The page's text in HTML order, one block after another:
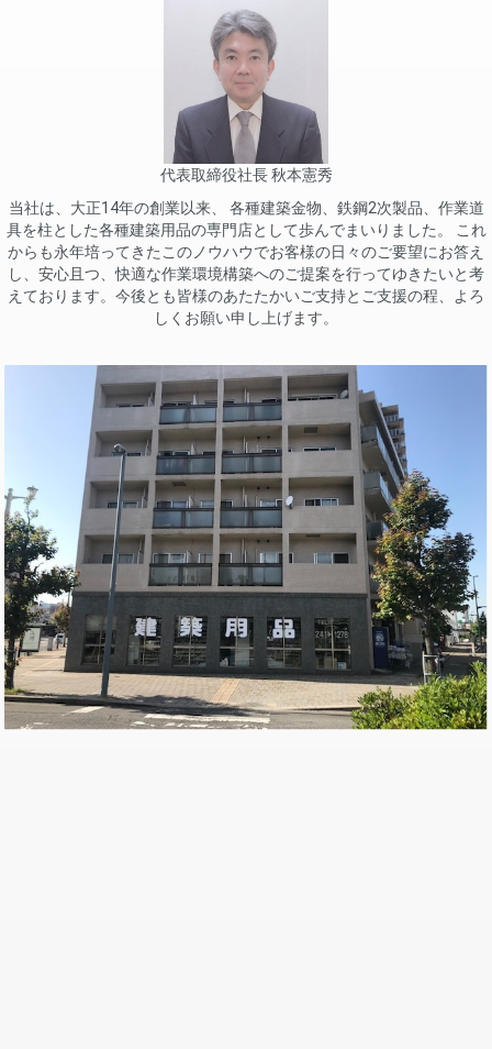
代表取締役社長 秋本憲秀
当社は、大正14年の創業以来、 各種建築金物、鉄鋼2次製品、作業道
具を柱とした各種建築用品の専門店として歩んでまいりました。 これ
からも永年培ってきたこのノウハウでお客様の日々のご要望にお答え
し、安心且つ、快適な作業環境構築へのご提案を行ってゆきたいと考
えております。今後とも皆様のあたたかいご支持とご支援の程、よろ
しくお願い申し上げます。